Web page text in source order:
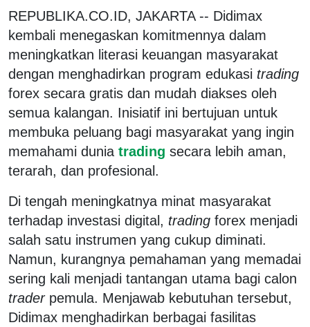
REPUBLIKA.CO.ID, JAKARTA -- Didimax
kembali menegaskan komitmennya dalam
meningkatkan literasi keuangan masyarakat
dengan menghadirkan program edukasi trading
forex secara gratis dan mudah diakses oleh
semua kalangan. Inisiatif ini bertujuan untuk
membuka peluang bagi masyarakat yang ingin
memahami dunia trading secara lebih aman,
terarah, dan profesional.
Di tengah meningkatnya minat masyarakat
terhadap investasi digital, trading forex menjadi
salah satu instrumen yang cukup diminati.
Namun, kurangnya pemahaman yang memadai
sering kali menjadi tantangan utama bagi calon
traderpemula. Menjawab kebutuhan tersebut,
Didimax menghadirkan berbagai fasilitas